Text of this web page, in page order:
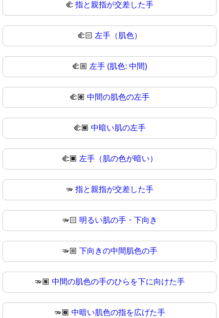
🫲 指と親指が交差した手
🫲🏻 左手（肌色）
🫲🏼 左手 (肌色: 中間)
🫲🏽 中間の肌色の左手
🫲🏾 中暗い肌の左手
🫲🏿 左手（肌の色が暗い）
🫳 指と親指が交差した手
🫳🏻 明るい肌の手・下向き
🫳🏼 下向きの中間肌色の手
🫳🏽 中間の肌色の手のひらを下に向けた手
🫳🏾 中暗い肌色の指を広げた手